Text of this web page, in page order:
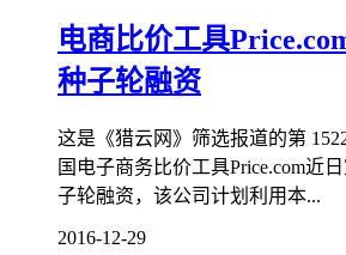
电商比价工具
种子轮融资
这是《猎云网》筛选报道的第
国电子商务比价工具Price.com近
子轮融资，该公司计划利用本...
2016-12-29